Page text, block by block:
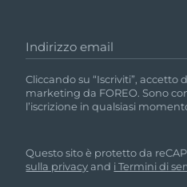
Indirizzo email
Cliccando su “Iscriviti”,
marketing da FOREO. Sono
l’iscrizione in qualsiasi
Questo sito è protetto da
sulla privacyand i Termini di